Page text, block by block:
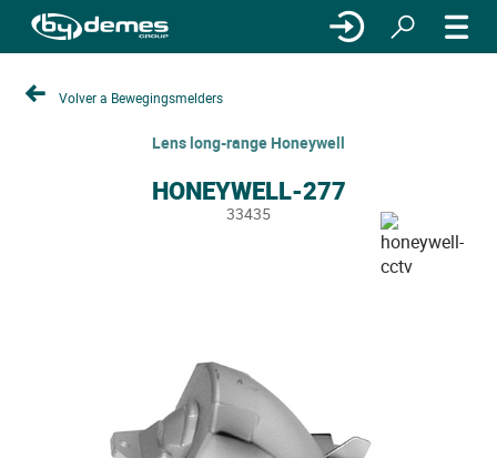
Volver a Bewegingsmelders
Lens long-range Honeywell
HONEYWELL-277
33435